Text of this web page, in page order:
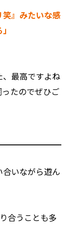
笑』みたいな感
最高ですよね
たのでぜひご
いながら遊ん
合うことも多